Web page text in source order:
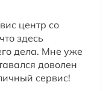
центр со
здесь
дела. Мне уже
доволен
сервис!